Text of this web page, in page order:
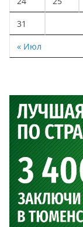
« Июл
31